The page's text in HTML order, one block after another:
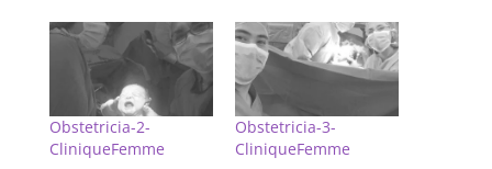
Obstetricia-2-
CliniqueFemme
Obstetricia-3-
CliniqueFemme